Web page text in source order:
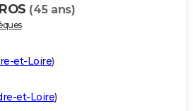
(45 ans)
et-Loire)
et-Loire)